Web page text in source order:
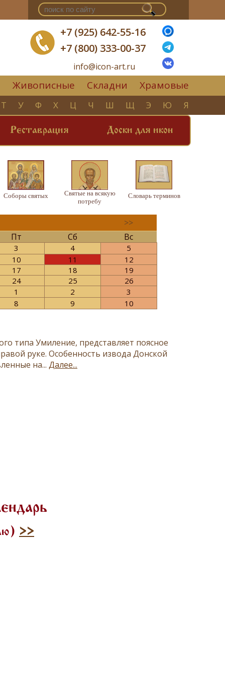
+7 (925) 642-55-16
+7 (800) 333-00-37
info@icon-art.ru
Живописные Складни Храмовые
Т У Ф Х Ц Ч Ш Щ Э Ю Я
Реставрация Доски для икон
Соборы святых
Святые на всякую
потребу
Словарь терминов
>>
Пт
Сб Вс
3 4
5
10
11
12
17
18
19
24
25
26
1
2
3
8
9 10
типа Умиление, представляет поясное
руке. Особенность извода Донской
на... Далее...
>>